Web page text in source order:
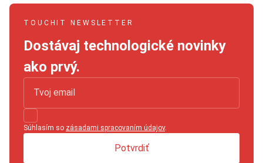
TOUCHIT NEWSLETTER
Dostávaj technologické novinky
ako prvý.
Súhlasím so zásadami spracovaním údajov.
Potvrdiť